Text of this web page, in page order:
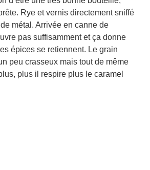
Rye et vernis directement sniffé
métal. Arrivée en canne de
pas suffisamment et ça donne
épices se retiennent. Le grain
peu crasseux mais tout de même
plus il respire plus le caramel